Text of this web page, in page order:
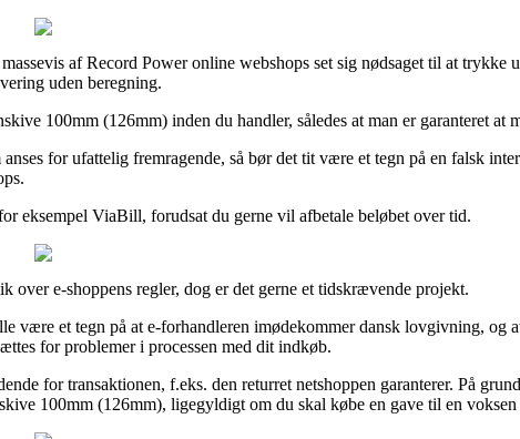
af Record Power online webshops set sig nødsaget til at trykke
uden beregning.
100mm (126mm) inden du handler, således at man er garanteret at
for ufattelig fremragende, så bør det tit være et tegn på en falsk
eksempel ViaBill, forudsat du gerne vil afbetale beløbet over tid.
e-shoppens regler, dog er det gerne et tidskrævende projekt.
et tegn på at e-forhandleren imødekommer dansk lovgivning, og
for problemer i processen med dit indkøb.
for transaktionen, f.eks. den returret netshoppen garanterer. På
100mm (126mm), ligegyldigt om du skal købe en gave til en voksen